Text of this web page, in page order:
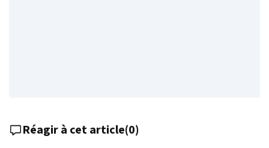
Réagir à cet article(0)